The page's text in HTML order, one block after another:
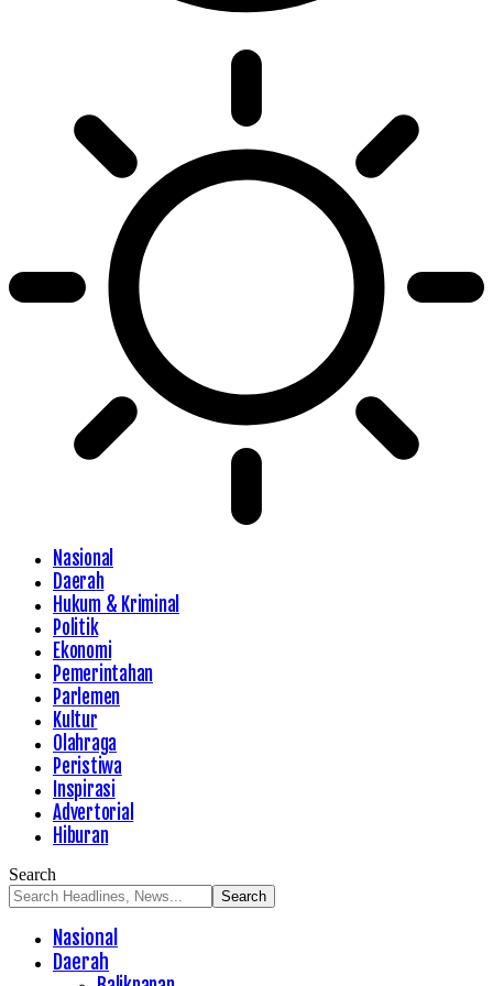
Nasional
Daerah
Hukum & Kriminal
Politik
Ekonomi
Pemerintahan
Parlemen
Kultur
Olahraga
Peristiwa
Inspirasi
Advertorial
Hiburan
Search
Nasional
Daerah